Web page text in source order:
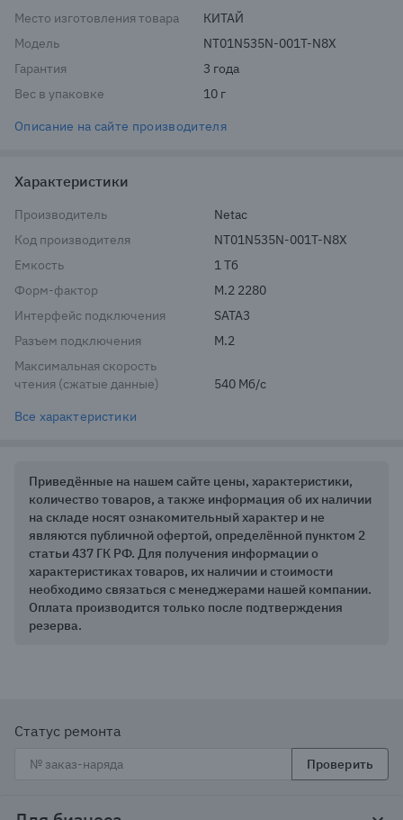
Место изготовления товара
КИТАЙ
Модель
NT01N535N-001T-N8X
Гарантия
3 года
Вес в упаковке
10 г
Описание на сайте производителя
Характеристики
Производитель
Netac
Код производителя
NT01N535N-001T-N8X
Емкость
1 Тб
Форм-фактор
M.2 2280
Интерфейс подключения
SATA3
Разъем подключения
M.2
Максимальная скорость
чтения (сжатые данные)
540 Мб/с
Все характеристики
Приведённые на нашем сайте цены, характеристики,
количество товаров, а также информация об их наличии
на складе носят ознакомительный характер и не
являются публичной офертой, определённой пунктом 2
статьи 437 ГК РФ. Для получения информации о
характеристиках товаров, их наличии и стоимости
необходимо связаться с менеджерами нашей компании.
Оплата производится только после подтверждения
резерва.
Статус ремонта
Проверить